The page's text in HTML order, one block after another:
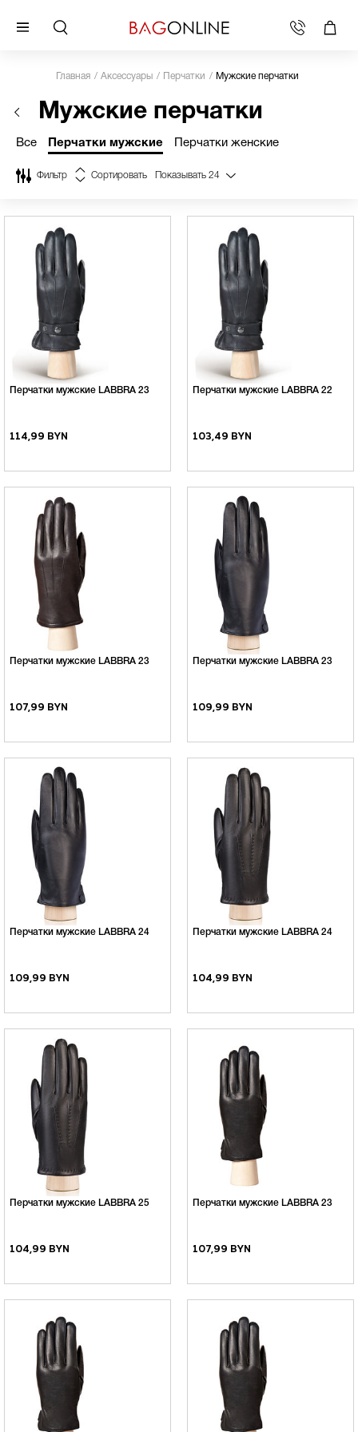
Главная Аксессуары Перчатки Мужские перчатки
Мужские перчатки
Все Перчатки мужские Перчатки женские
Фильтр Сортировать Показывать 24
Перчатки мужские LABBRA 23
114,99 BYN
Перчатки мужские LABBRA 22
103,49 BYN
Перчатки мужские LABBRA 23
107,99 BYN
Перчатки мужские LABBRA 23
109,99 BYN
Перчатки мужские LABBRA 24
109,99 BYN
Перчатки мужские LABBRA 24
104,99 BYN
Перчатки мужские LABBRA 25
104,99 BYN
Перчатки мужские LABBRA 23
107,99 BYN